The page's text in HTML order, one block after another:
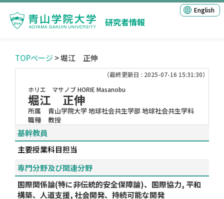
研究者情報
English
TOPページ > 堀江 正伸
（最終更新日 : 2025-07-16 15:31:30）
ホリエ マサノブHORIE Masanobu
堀江 正伸
所属
青山学院大学 地球社会共生学部 地球社会共生学科
職種
教授
基幹教員
主要授業科目担当
専門分野及び関連分野
国際関係論(特に非伝統的安全保障論)、国際協力, 平和
構築、人道支援, 社会開発、持続可能な開発